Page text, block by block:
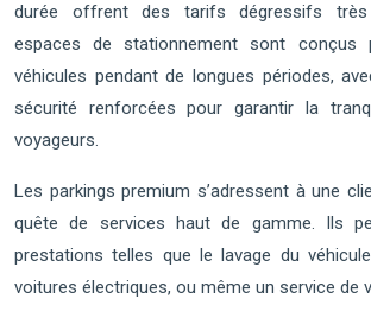
durée offrent des tarifs dégressifs très
espaces de stationnement sont conçus
véhicules pendant de longues périodes,
sécurité renforcées pour garantir la
voyageurs.
Les parkings premium s’adressent à une
quête de services haut de gamme. Ils
prestations telles que le lavage du
voitures électriques, ou même un service de